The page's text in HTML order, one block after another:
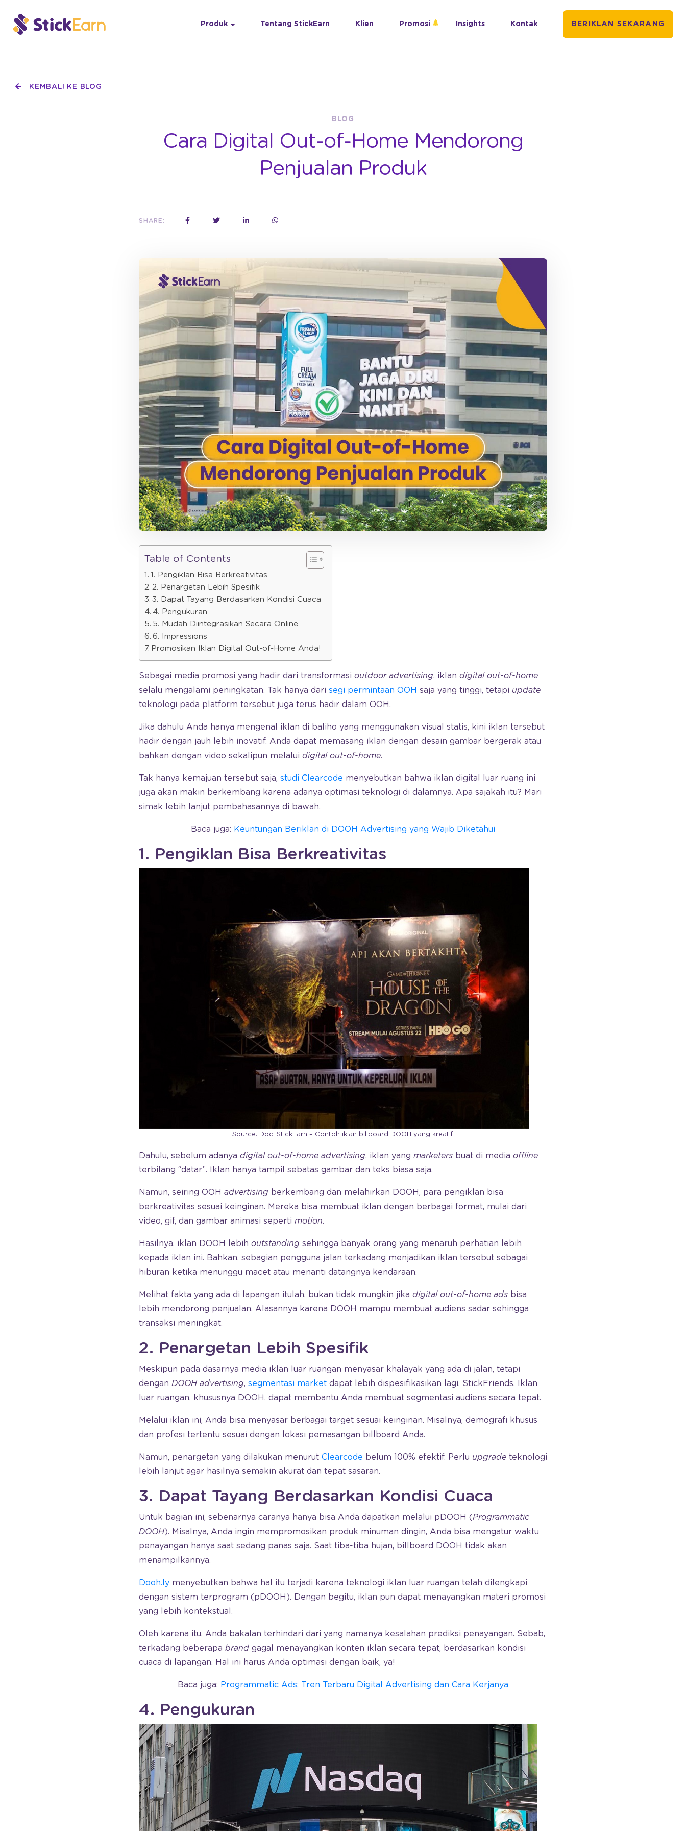
Produk Tentang StickEarn Klien Promosi Insights Kontak BERIKLAN SEKARANG
KEMBALI KE BLOG
BLOG
Cara Digital Out-of-Home Mendorong
Penjualan Produk
SHARE:
Table of Contents
1. Pengiklan Bisa Berkreativitas
2. Penargetan Lebih Spesifik
3. Dapat Tayang Berdasarkan Kondisi Cuaca
4. Pengukuran
5. Mudah Diintegrasikan Secara Online
6. Impressions
Promosikan Iklan Digital Out-of-Home Anda!
Sebagai media promosi yang hadir dari transformasi outdoor advertising, iklan digital out-of-home
selalu mengalami peningkatan. Tak hanya dari segi permintaan OOH saja yang tinggi, tetapi update
teknologi pada platform tersebut juga terus hadir dalam OOH.
Jika dahulu Anda hanya mengenal iklan di baliho yang menggunakan visual statis, kini iklan tersebut
hadir dengan jauh lebih inovatif. Anda dapat memasang iklan dengan desain gambar bergerak atau
bahkan dengan video sekalipun melalui digital out-of-home.
Tak hanya kemajuan tersebut saja, studi Clearcode menyebutkan bahwa iklan digital luar ruang ini
juga akan makin berkembang karena adanya optimasi teknologi di dalamnya. Apa sajakah itu? Mari
simak lebih lanjut pembahasannya di bawah.
Baca juga: Keuntungan Beriklan di DOOH Advertising yang Wajib Diketahui
1. Pengiklan Bisa Berkreativitas
Source: Doc. StickEarn – Contoh iklan billboard DOOH yang kreatif.
Dahulu, sebelum adanya digital out-of-home advertising, iklan yang marketers buat di media offline
terbilang “datar”. Iklan hanya tampil sebatas gambar dan teks biasa saja.
Namun, seiring OOH advertising berkembang dan melahirkan DOOH, para pengiklan bisa
berkreativitas sesuai keinginan. Mereka bisa membuat iklan dengan berbagai format, mulai dari
video, gif, dan gambar animasi seperti motion.
Hasilnya, iklan DOOH lebih outstanding sehingga banyak orang yang menaruh perhatian lebih
kepada iklan ini. Bahkan, sebagian pengguna jalan terkadang menjadikan iklan tersebut sebagai
hiburan ketika menunggu macet atau menanti datangnya kendaraan.
Melihat fakta yang ada di lapangan itulah, bukan tidak mungkin jika digital out-of-home ads bisa
lebih mendorong penjualan. Alasannya karena DOOH mampu membuat audiens sadar sehingga
transaksi meningkat.
2. Penargetan Lebih Spesifik
Meskipun pada dasarnya media iklan luar ruangan menyasar khalayak yang ada di jalan, tetapi
dengan DOOH advertising, segmentasi market dapat lebih dispesifikasikan lagi, StickFriends. Iklan
luar ruangan, khususnya DOOH, dapat membantu Anda membuat segmentasi audiens secara tepat.
Melalui iklan ini, Anda bisa menyasar berbagai target sesuai keinginan. Misalnya, demografi khusus
dan profesi tertentu sesuai dengan lokasi pemasangan billboard Anda.
Namun, penargetan yang dilakukan menurut Clearcode belum 100% efektif. Perlu upgrade teknologi
lebih lanjut agar hasilnya semakin akurat dan tepat sasaran.
3. Dapat Tayang Berdasarkan Kondisi Cuaca
Untuk bagian ini, sebenarnya caranya hanya bisa Anda dapatkan melalui pDOOH (Programmatic
DOOH). Misalnya, Anda ingin mempromosikan produk minuman dingin, Anda bisa mengatur waktu
penayangan hanya saat sedang panas saja. Saat tiba-tiba hujan, billboard DOOH tidak akan
menampilkannya.
Dooh.ly menyebutkan bahwa hal itu terjadi karena teknologi iklan luar ruangan telah dilengkapi
dengan sistem terprogram (pDOOH). Dengan begitu, iklan pun dapat menayangkan materi promosi
yang lebih kontekstual.
Oleh karena itu, Anda bakalan terhindari dari yang namanya kesalahan prediksi penayangan. Sebab,
terkadang beberapa brand gagal menayangkan konten iklan secara tepat, berdasarkan kondisi
cuaca di lapangan. Hal ini harus Anda optimasi dengan baik, ya!
Baca juga: Programmatic Ads: Tren Terbaru Digital Advertising dan Cara Kerjanya
4. Pengukuran